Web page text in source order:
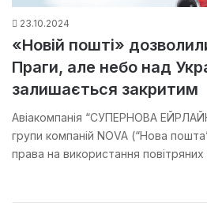
23.10.2024
«Новій пошті»
Праги, але небо над
залишається закритим
Авіакомпанія “СУПЕРНОВА
групи компаній NOVA (“Нова
права на використання повітряних